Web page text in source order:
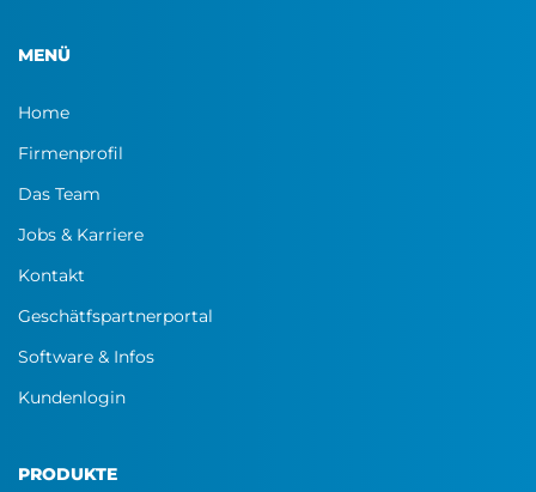
MENÜ
Home
Firmenprofil
Das Team
Jobs & Karriere
Kontakt
Geschätfspartnerportal
Software & Infos
Kundenlogin
PRODUKTE